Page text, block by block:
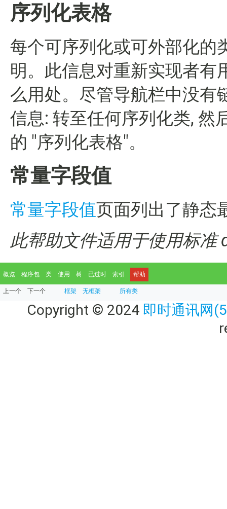
序列化表格
每个可序列化或可外部化的
明。此信息对重新实现者有
么用处。尽管导航栏中没有
信息: 转至任何序列化类, 然
的 "序列化表格"。
常量字段值
常量字段值页面列出了静态
此帮助文件适用于使用标准
概览 程序包 类 使用 树 已过时 索引 帮助
上一个 下一个 框架 无框架 所有类
Copyright © 2024 即时通讯网